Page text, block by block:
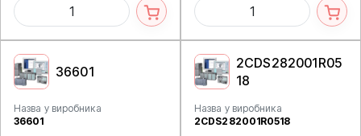
36601
Назва у виробника
36601
2CDS282001R05
18
Назва у виробника
2CDS282001R0518